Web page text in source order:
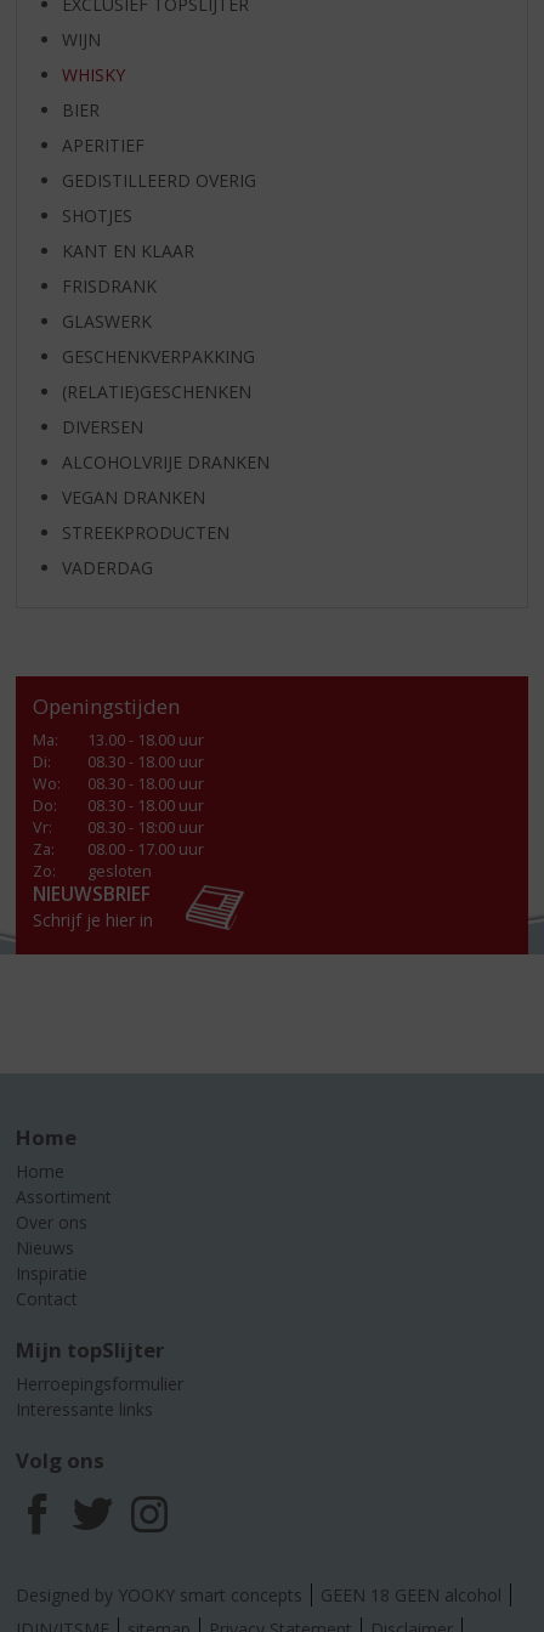
WIJN
WHISKY
BIER
APERITIEF
GEDISTILLEERD OVERIG
SHOTJES
KANT EN KLAAR
FRISDRANK
GLASWERK
GESCHENKVERPAKKING
(RELATIE)GESCHENKEN
DIVERSEN
ALCOHOLVRIJE DRANKEN
VEGAN DRANKEN
STREEKPRODUCTEN
VADERDAG
Openingstijden
Ma:
13.00 - 18.00 uur
Di:
08.30 - 18.00 uur
Wo:
08.30 - 18.00 uur
Do:
08.30 - 18.00 uur
Vr:
08.30 - 18:00 uur
Za:
08.00 - 17.00 uur
Zo:
gesloten
NIEUWSBRIEF
Schrijf je hier in
Home
Home
Assortiment
Over ons
Nieuws
Inspiratie
Contact
Mijn topSlijter
Herroepingsformulier
Interessante links
Volg ons
F
a
T
w
I
n
Designed by YOOKY smart concepts
GEEN 18 GEEN alcohol